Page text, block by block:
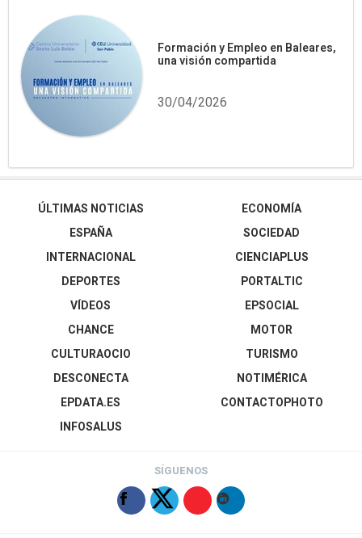
Formación y Empleo en Baleares,
una visión compartida
30/04/2026
ÚLTIMAS NOTICIAS
ESPAÑA
INTERNACIONAL
DEPORTES
VÍDEOS
ECONOMÍA
SOCIEDAD
CIENCIAPLUS
PORTALTIC
EPSOCIAL
CHANCE
CULTURAOCIO
DESCONECTA
EPDATA.ES
INFOSALUS
MOTOR
TURISMO
NOTIMÉRICA
CONTACTOPHOTO
SÍGUENOS